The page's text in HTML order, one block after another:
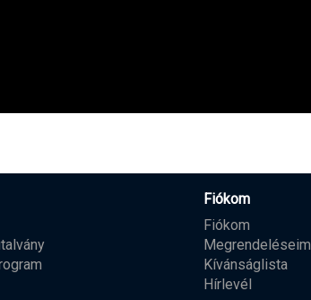
Fiókom
Fiókom
Megrendeléseim
Kívánságlista
Hírlevél